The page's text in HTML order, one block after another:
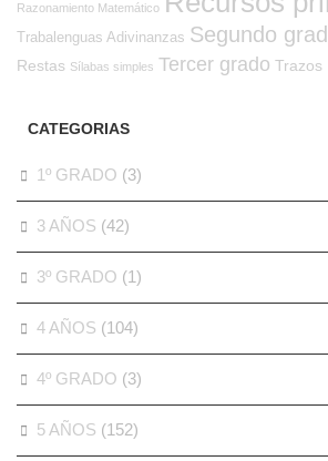
Razonamiento Matemático
Trabalenguas Adivinanzas Segundo
Restas Sílabas simples Tercer grado Trazos
CATEGORIAS
1º GRADO (3)
3 AÑOS (42)
3º GRADO (1)
4 AÑOS (104)
4º GRADO (3)
5 AÑOS (152)